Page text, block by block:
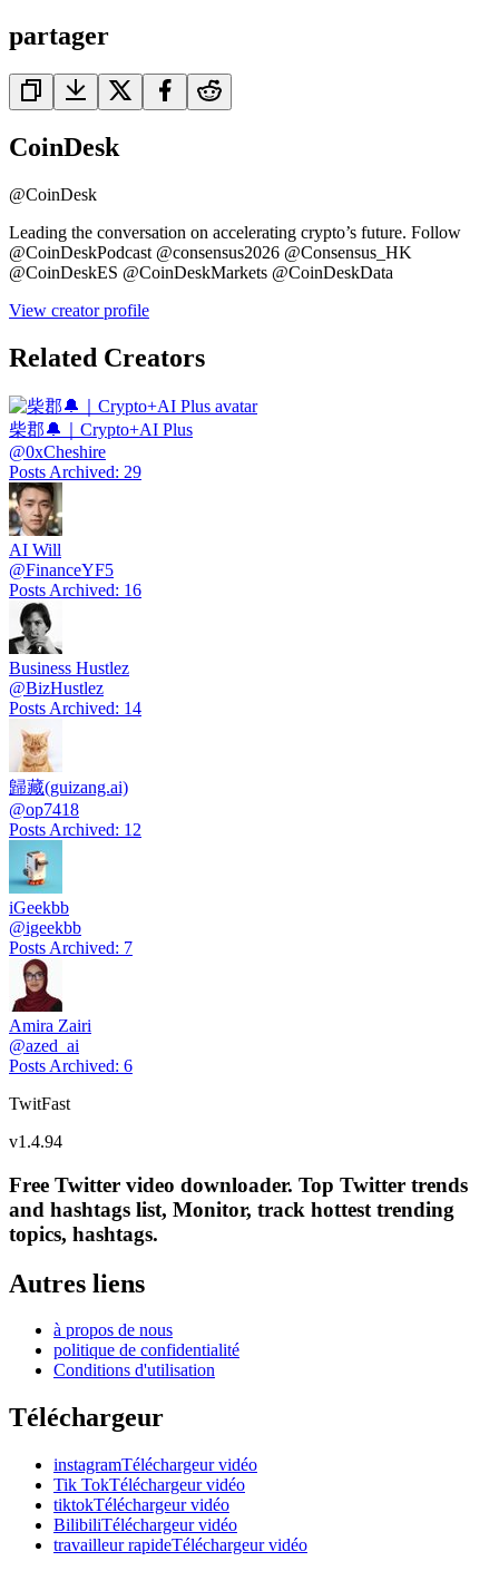
partager
CoinDesk
@CoinDesk
Leading the conversation on accelerating crypto’s future. Follow
@CoinDeskPodcast @consensus2026 @Consensus_HK
@CoinDeskES @CoinDeskMarkets @CoinDeskData
View creator profile
Related Creators
柴郡🔔｜Crypto+AI Plus
@0xCheshire
Posts Archived: 29
AI Will
@FinanceYF5
Posts Archived: 16
Business Hustlez
@BizHustlez
Posts Archived: 14
歸藏(guizang.ai)
@op7418
Posts Archived: 12
iGeekbb
@igeekbb
Posts Archived: 7
Amira Zairi
@azed_ai
Posts Archived: 6
TwitFast
v1.4.94
Free Twitter video downloader. Top Twitter trends
and hashtags list, Monitor, track hottest trending
topics, hashtags.
Autres liens
à propos de nous
politique de confidentialité
Conditions d'utilisation
Téléchargeur
instagramTéléchargeur vidéo
Tik TokTéléchargeur vidéo
tiktokTéléchargeur vidéo
BilibiliTéléchargeur vidéo
travailleur rapideTéléchargeur vidéo